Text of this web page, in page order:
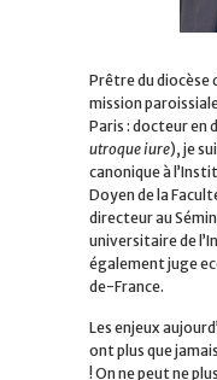
Prêtre du diocèse
mission
Paris : docteur en
utroque iure), je
canonique à
Doyen de la
directeur au
universitaire de
également juge
de-France.
Les enjeux
ont plus que
! On ne peut ne